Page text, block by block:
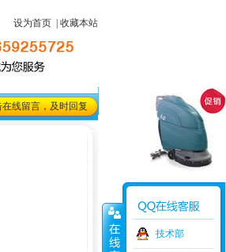
设为首页| 收藏本站
在线留言，及时回复
技术部